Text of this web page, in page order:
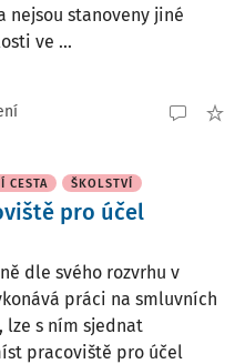
nejsou stanoveny jiné
ve ...
CESTA ŠKOLSTVÍ
pro účel
dle svého rozvrhu v
práci na smluvních
lze s ním sjednat
pracoviště pro účel